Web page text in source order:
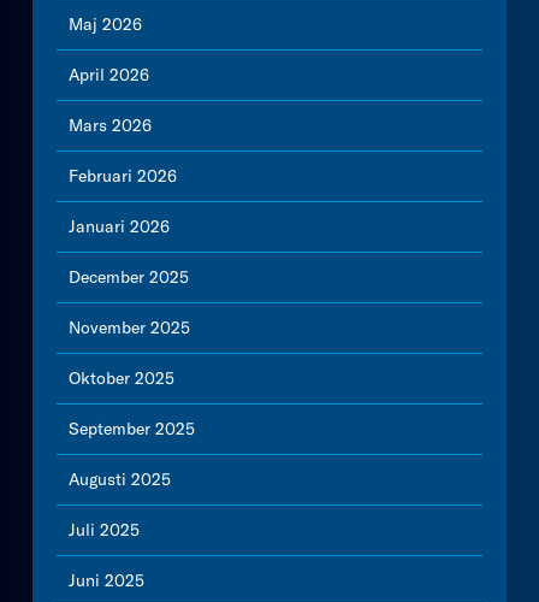
Maj 2026
April 2026
Mars 2026
Februari 2026
Januari 2026
December 2025
November 2025
Oktober 2025
September 2025
Augusti 2025
Juli 2025
Juni 2025